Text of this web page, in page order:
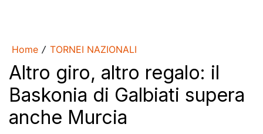
Home / TORNEI NAZIONALI
Altro giro, altro regalo: il
Baskonia di Galbiati supera
anche Murcia